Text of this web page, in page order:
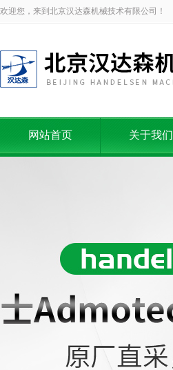
欢迎您，来到北京汉达森机械技术有限公司！
网站首页 关于我们